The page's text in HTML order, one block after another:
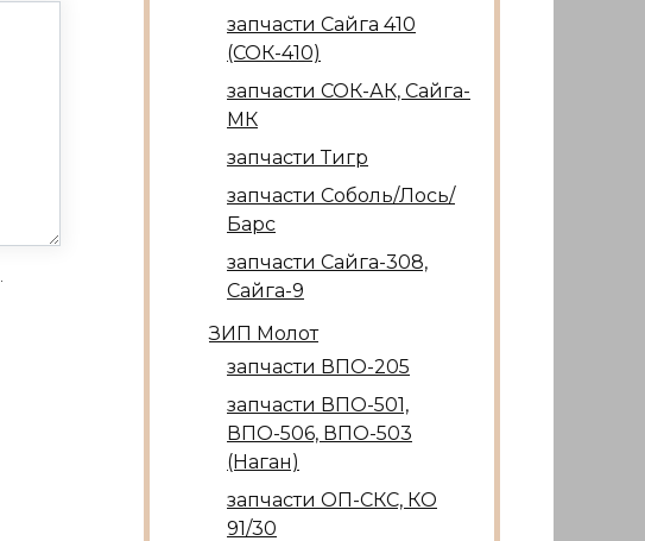
запчасти Сайга 410
(СОК-410)
запчасти СОК-АК, Сайга-
МК
запчасти Тигр
запчасти Соболь/Лось/
Барс
запчасти Сайга-308,
Сайга-9
ЗИП Молот
запчасти ВПО-205
запчасти ВПО-501,
ВПО-506, ВПО-503
(Наган)
запчасти ОП-СКС, КО
91/30